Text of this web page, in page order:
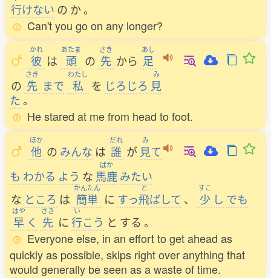
行けない の か。
Can't you go on any longer?
かれ
彼 は
あたま
頭 の
さき
先 から
あし
足
の
さき
先 まで
わたし
私 を じろじろ
み
見
た。
He stared at me from head to foot.
ほか
他 の みんな は
だれ
誰 が
み
見て
も わかる よう な
ばか
馬鹿みたい
な ところ は
かんたん
簡単 に すっ
と
飛ばして 、
すこ
少 し でも
はや
早 く
さき
先 に
い
行こう と する 。
Everyone else, in an effort to get ahead as
quickly as possible, skips right over anything that
would generally be seen as a waste of time.